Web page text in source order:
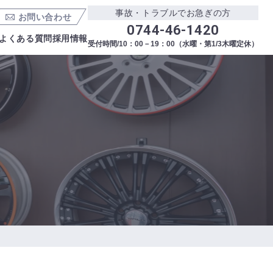
お問い合わせ
くある質問採用情報
事故・トラブルでお急ぎの方
0744-46-1420
受付時間/10：00－19：00（水曜・第1/3木曜定休）